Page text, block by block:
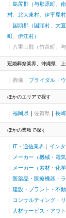
島尻郡（与那原町、
村、北大東村、伊平屋
国頭郡（国頭村、大
町、伊江村）
八重山郡（竹富町、与
冠婚葬祭業界、沖縄県、
葬儀 ブライダル・
ほかのエリアで探す
福岡県 佐賀県 長
ほかの業種で探す
IT・通信業界
イン
メーカー（機械・電
メーカー（素材・化
医薬品・医療機器・
建設・プラント・不
コンサルティング・
人材サービス・アウ